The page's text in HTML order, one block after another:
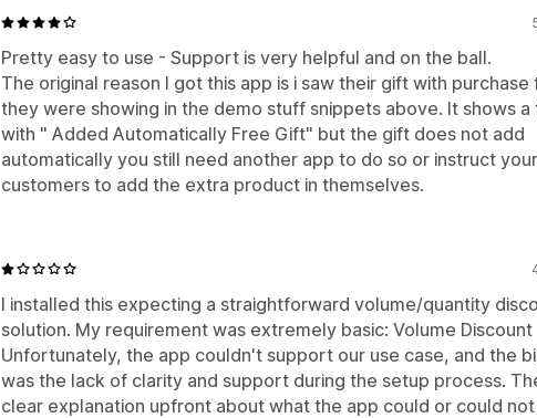
Gåvor
Belöningar
Korsförsäljningsrabatter
Dynamisk prissättning
Anpassade
Rabatthantering
Redigeringsverktyg Mallar Anpassad kod Valutakonvertering
Lokalisering
Kampanjer Utlösare och regler
Kombinerade
Priser som du kan ange
Fasta priser Kvantitetsbaserade priser Stegvisa
Rabatter Volymrabatter Rabattbelopp Procentuella rabatter
Rabatter på hela varukorgen Fri frakt Köp två, betala för en
Prissättning för bulkorder
Pretty easy to use - Support is very helpful and on the ball.
The original reason I got this app is i saw their gift with purchase
they were showing in the demo stuff snippets above. It shows a
with " Added Automatically Free Gift" but the gift does not add
automatically you still need another app to do so or instruct your
customers to add the extra product in themselves.
I installed this expecting a straightforward volume/quantity
solution. My requirement was extremely basic: Volume Discount
Unfortunately, the app couldn't support our use case, and the
was the lack of clarity and support during the setup process.
clear explanation upfront about what the app could or could